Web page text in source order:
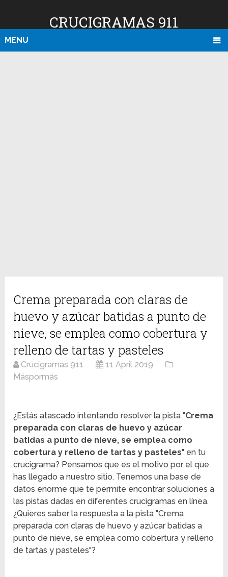
CRUCIGRAMAS 911
MENU
Crema preparada con claras de
huevo y azúcar batidas a punto de
nieve, se emplea como cobertura y
relleno de tartas y pasteles
Crucigramas 911
11 April 2019
Máspormás
¿Estás atascado intentando resolver la pista "Crema
preparada con claras de huevo y azúcar
batidas a punto de nieve, se emplea como
cobertura y relleno de tartas y pasteles" en tu
crucigrama? Pensamos que es el motivo por el que
has llegado a nuestro sitio. Tenemos una base de
datos enorme que te permite encontrar soluciones a
las pistas dadas en diferentes crucigramas en línea.
¿Quieres saber la respuesta a la pista "Crema
preparada con claras de huevo y azúcar batidas a
punto de nieve, se emplea como cobertura y relleno
de tartas y pasteles"?